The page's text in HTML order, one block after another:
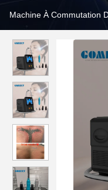
Machine À Commutation
Avec écran tactile LCD